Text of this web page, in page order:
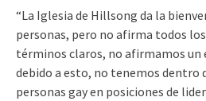
“La Iglesia de Hillsong da la
personas, pero no afirma todos
términos claros, no afirmamos un
debido a esto, no tenemos dentro
personas gay en posiciones de